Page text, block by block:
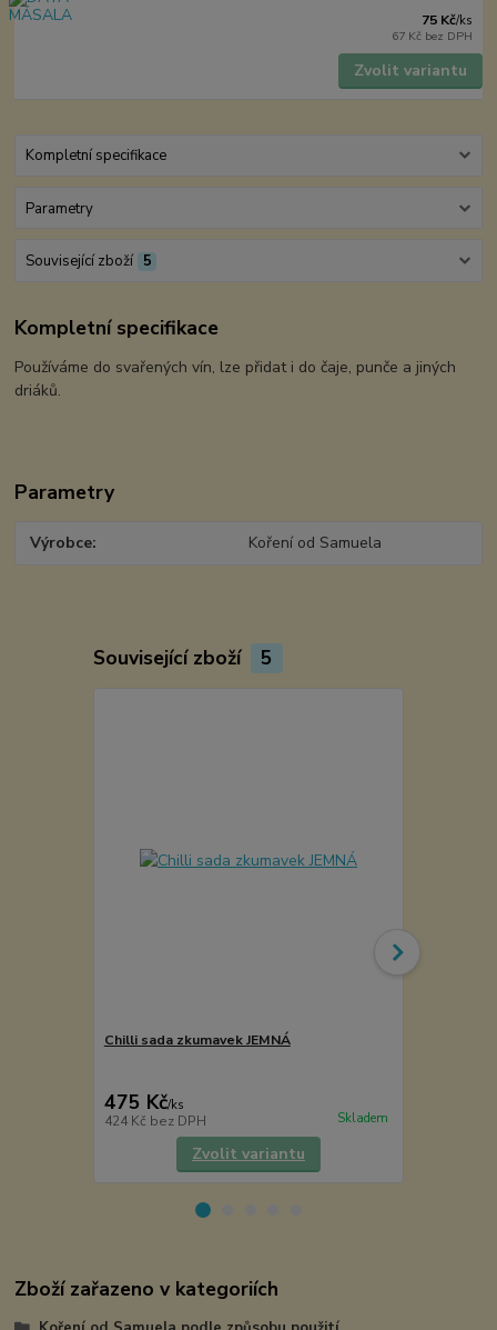
75 Kč/ks
67 Kč bez DPH
Zvolit variantu
Kompletní specifikace
Parametry
Související zboží 5
Kompletní specifikace
Používáme do svařených vín, lze přidat i do čaje, punče a jiných
driáků.
Parametry
Výrobce Koření od Samuela
Související zboží 5
Chilli sada zkumavek JEMNÁ
475 Kč/ks
424 Kč bez DPH Skladem
Zvolit variantu
Zboží zařazeno v kategoriích